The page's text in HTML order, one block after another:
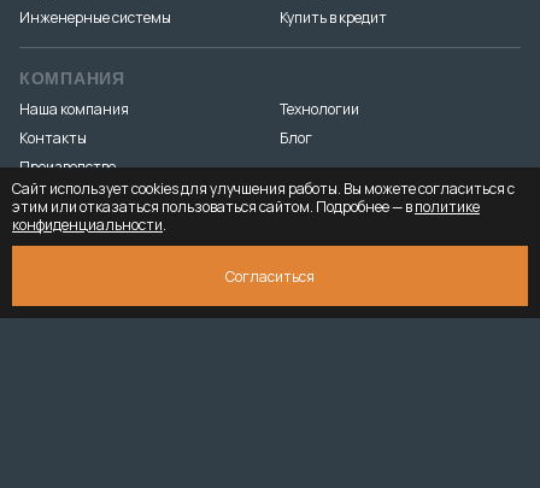
6 459 443 ₽
Инженерные системы
Купить в кредит
КОМПАНИЯ
Наша компания
Контакты
Производство
Технологии
Блог
Разработка и продвижение
Сайт использует cookies для улучшения работы. Вы можете согласиться с
этим или отказаться пользоваться сайтом. Подробнее — вполитике
конфиденциальности.
Согласиться